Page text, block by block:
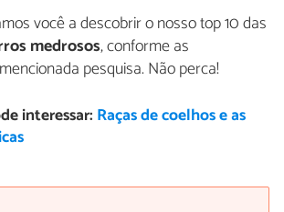
você a descobrir o nosso top 10 das
medrosos, conforme as
pesquisa. Não perca!
interessar: Raças de coelhos e as